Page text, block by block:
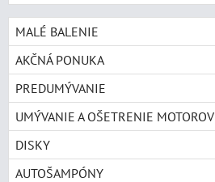
MALÉ BALENIE
AKČNÁ PONUKA
PREDUMÝVANIE
UMÝVANIE A OŠETRENIE MOTOROV
DISKY
AUTOŠAMPÓNY